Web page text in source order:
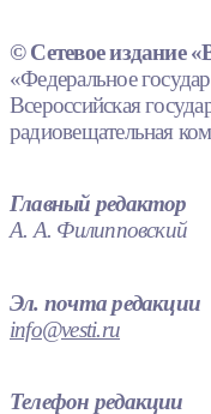
© Сетевое издание
«Федеральное
Всероссийская
радиовещательная
Главный редактор
А. А. Филипповский
Эл. почта редакции
info@vesti.ru
Телефон редакции